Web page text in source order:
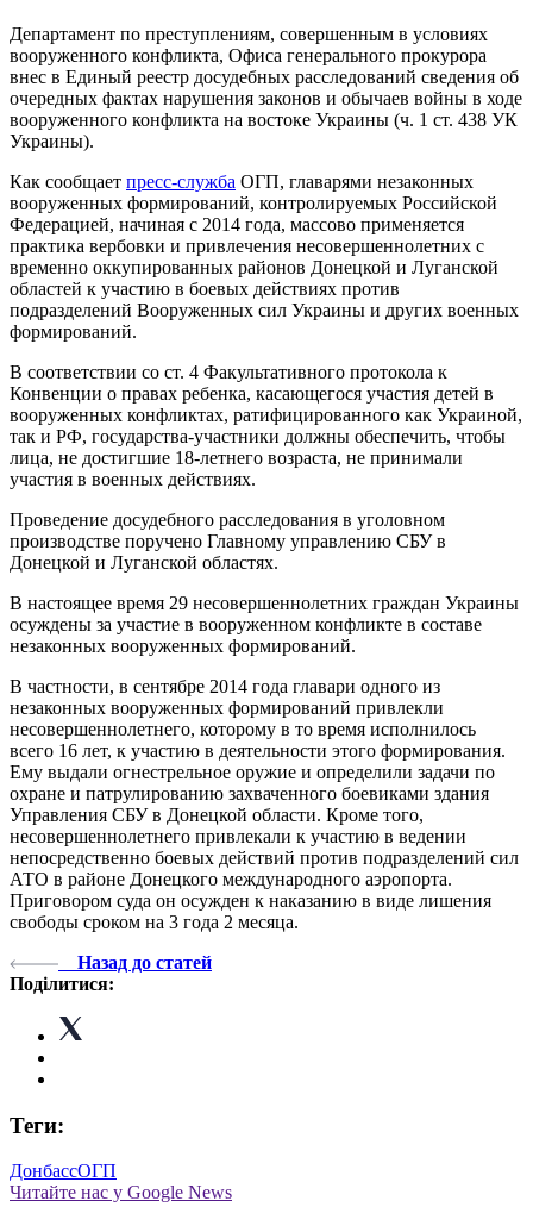
Департамент по преступлениям, совершенным в условиях
вооруженного конфликта, Офиса генерального прокурора
внес в Единый реестр досудебных расследований сведения об
очередных фактах нарушения законов и обычаев войны в ходе
вооруженного конфликта на востоке Украины (ч. 1 ст. 438 УК
Украины).
Как сообщает пресс-служба ОГП, главарями незаконных
вооруженных формирований, контролируемых Российской
Федерацией, начиная с 2014 года, массово применяется
практика вербовки и привлечения несовершеннолетних с
временно оккупированных районов Донецкой и Луганской
областей к участию в боевых действиях против
подразделений Вооруженных сил Украины и других военных
формирований.
В соответствии со ст. 4 Факультативного протокола к
Конвенции о правах ребенка, касающегося участия детей в
вооруженных конфликтах, ратифицированного как Украиной,
так и РФ, государства-участники должны обеспечить, чтобы
лица, не достигшие 18-летнего возраста, не принимали
участия в военных действиях.
Проведение досудебного расследования в уголовном
производстве поручено Главному управлению СБУ в
Донецкой и Луганской областях.
В настоящее время 29 несовершеннолетних граждан Украины
осуждены за участие в вооруженном конфликте в составе
незаконных вооруженных формирований.
В частности, в сентябре 2014 года главари одного из
незаконных вооруженных формирований привлекли
несовершеннолетнего, которому в то время исполнилось
всего 16 лет, к участию в деятельности этого формирования.
Ему выдали огнестрельное оружие и определили задачи по
охране и патрулированию захваченного боевиками здания
Управления СБУ в Донецкой области. Кроме того,
несовершеннолетнего привлекали к участию в ведении
непосредственно боевых действий против подразделений сил
АТО в районе Донецкого международного аэропорта.
Приговором суда он осужден к наказанию в виде лишения
свободы сроком на 3 года 2 месяца.
Назад до статей
Поділитися:
Теги:
ДонбассОГП
Читайте нас у Google News